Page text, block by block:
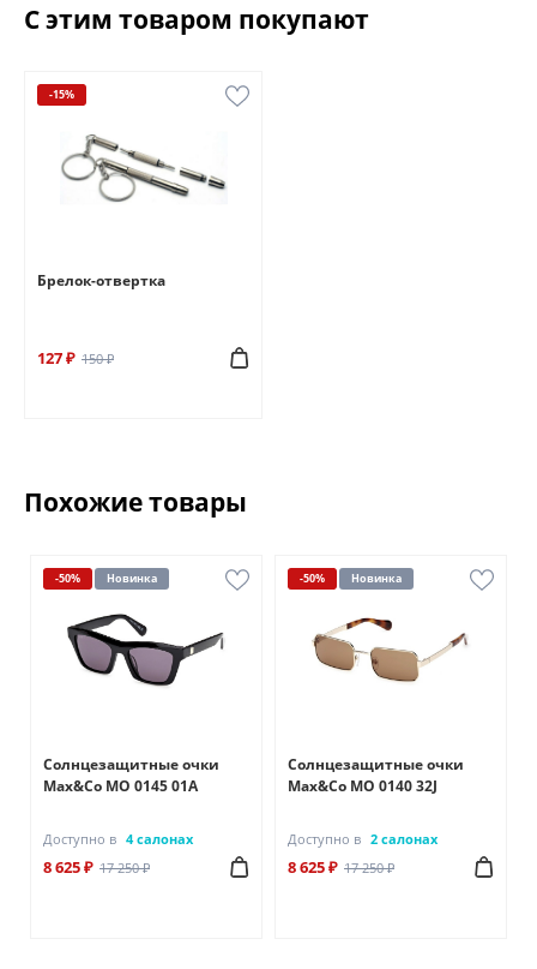
С этим товаром покупают
-15%
Брелок-отвертка
127 ₽ 150 ₽
Похожие товары
-50% Новинка
Солнцезащитные очки
Max&Co MO 0145 01A
Доступно в 4 салонах
8 625 ₽ 17 250 ₽
-50% Новинка
Солнцезащитные очки
Max&Co MO 0140 32J
Доступно в 2 салонах
8 625 ₽ 17 250 ₽